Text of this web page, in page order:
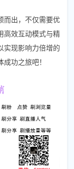
而出，不仅需要优
高效互动模式与精
实现影响力倍增的
功之旅吧！